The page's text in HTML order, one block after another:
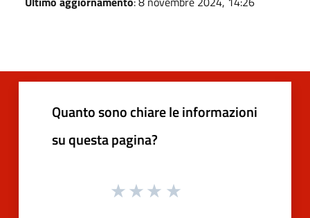
Quanto sono chiare le informazioni
su questa pagina?